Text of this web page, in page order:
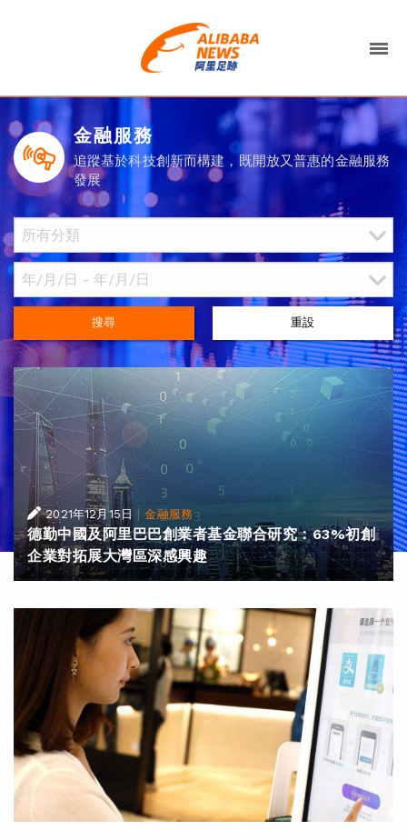
金融服務
追蹤基於科技創新而構建，既開放又普惠的金融服務
發展
搜尋 重設
2021年12月15日 |金融服務
德勤中國及阿里巴巴創業者基金聯合研究：63%初創
企業對拓展大灣區深感興趣